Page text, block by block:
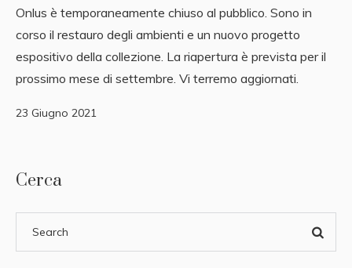
Onlus è temporaneamente chiuso al pubblico. Sono in
corso il restauro degli ambienti e un nuovo progetto
espositivo della collezione. La riapertura è prevista per il
prossimo mese di settembre. Vi terremo aggiornati.
23 Giugno 2021
Cerca